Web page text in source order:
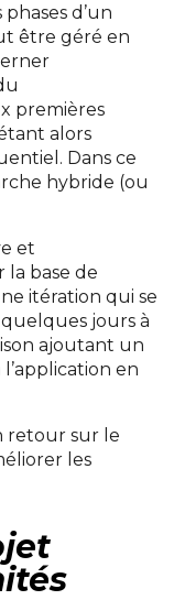
d’un
être géré en
premières
alors
Dans ce
hybride (ou
et
base de
itération qui se
jours à
ajoutant un
en
retour sur le
les